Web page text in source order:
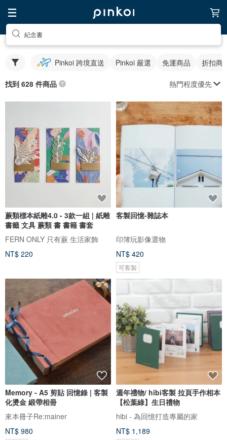
紀念書
Pinkoi 跨境直送 Pinkoi 嚴選 免運商品 折扣商
找到 628 件商品 熱門程度優先
蕨類標本紙雕4.0 - 3款一組 | 紙雕
書籤 文具 蕨類 書 書籍 書套
FERN ONLY 只有蕨 生活家飾
NT$ 220
客製回憶-雜誌本
印簿玩影像選物
NT$ 420
可客製
Memory - A5 剪貼 回憶錄 | 客製
化燙金 緞帶相冊
來本冊子Re:mainer
NT$ 980
週年禮物/ hibi客製 拉頁手作相本
【松葉綠】生日禮物
hibi - 為回憶打造專屬的家
NT$ 1,189